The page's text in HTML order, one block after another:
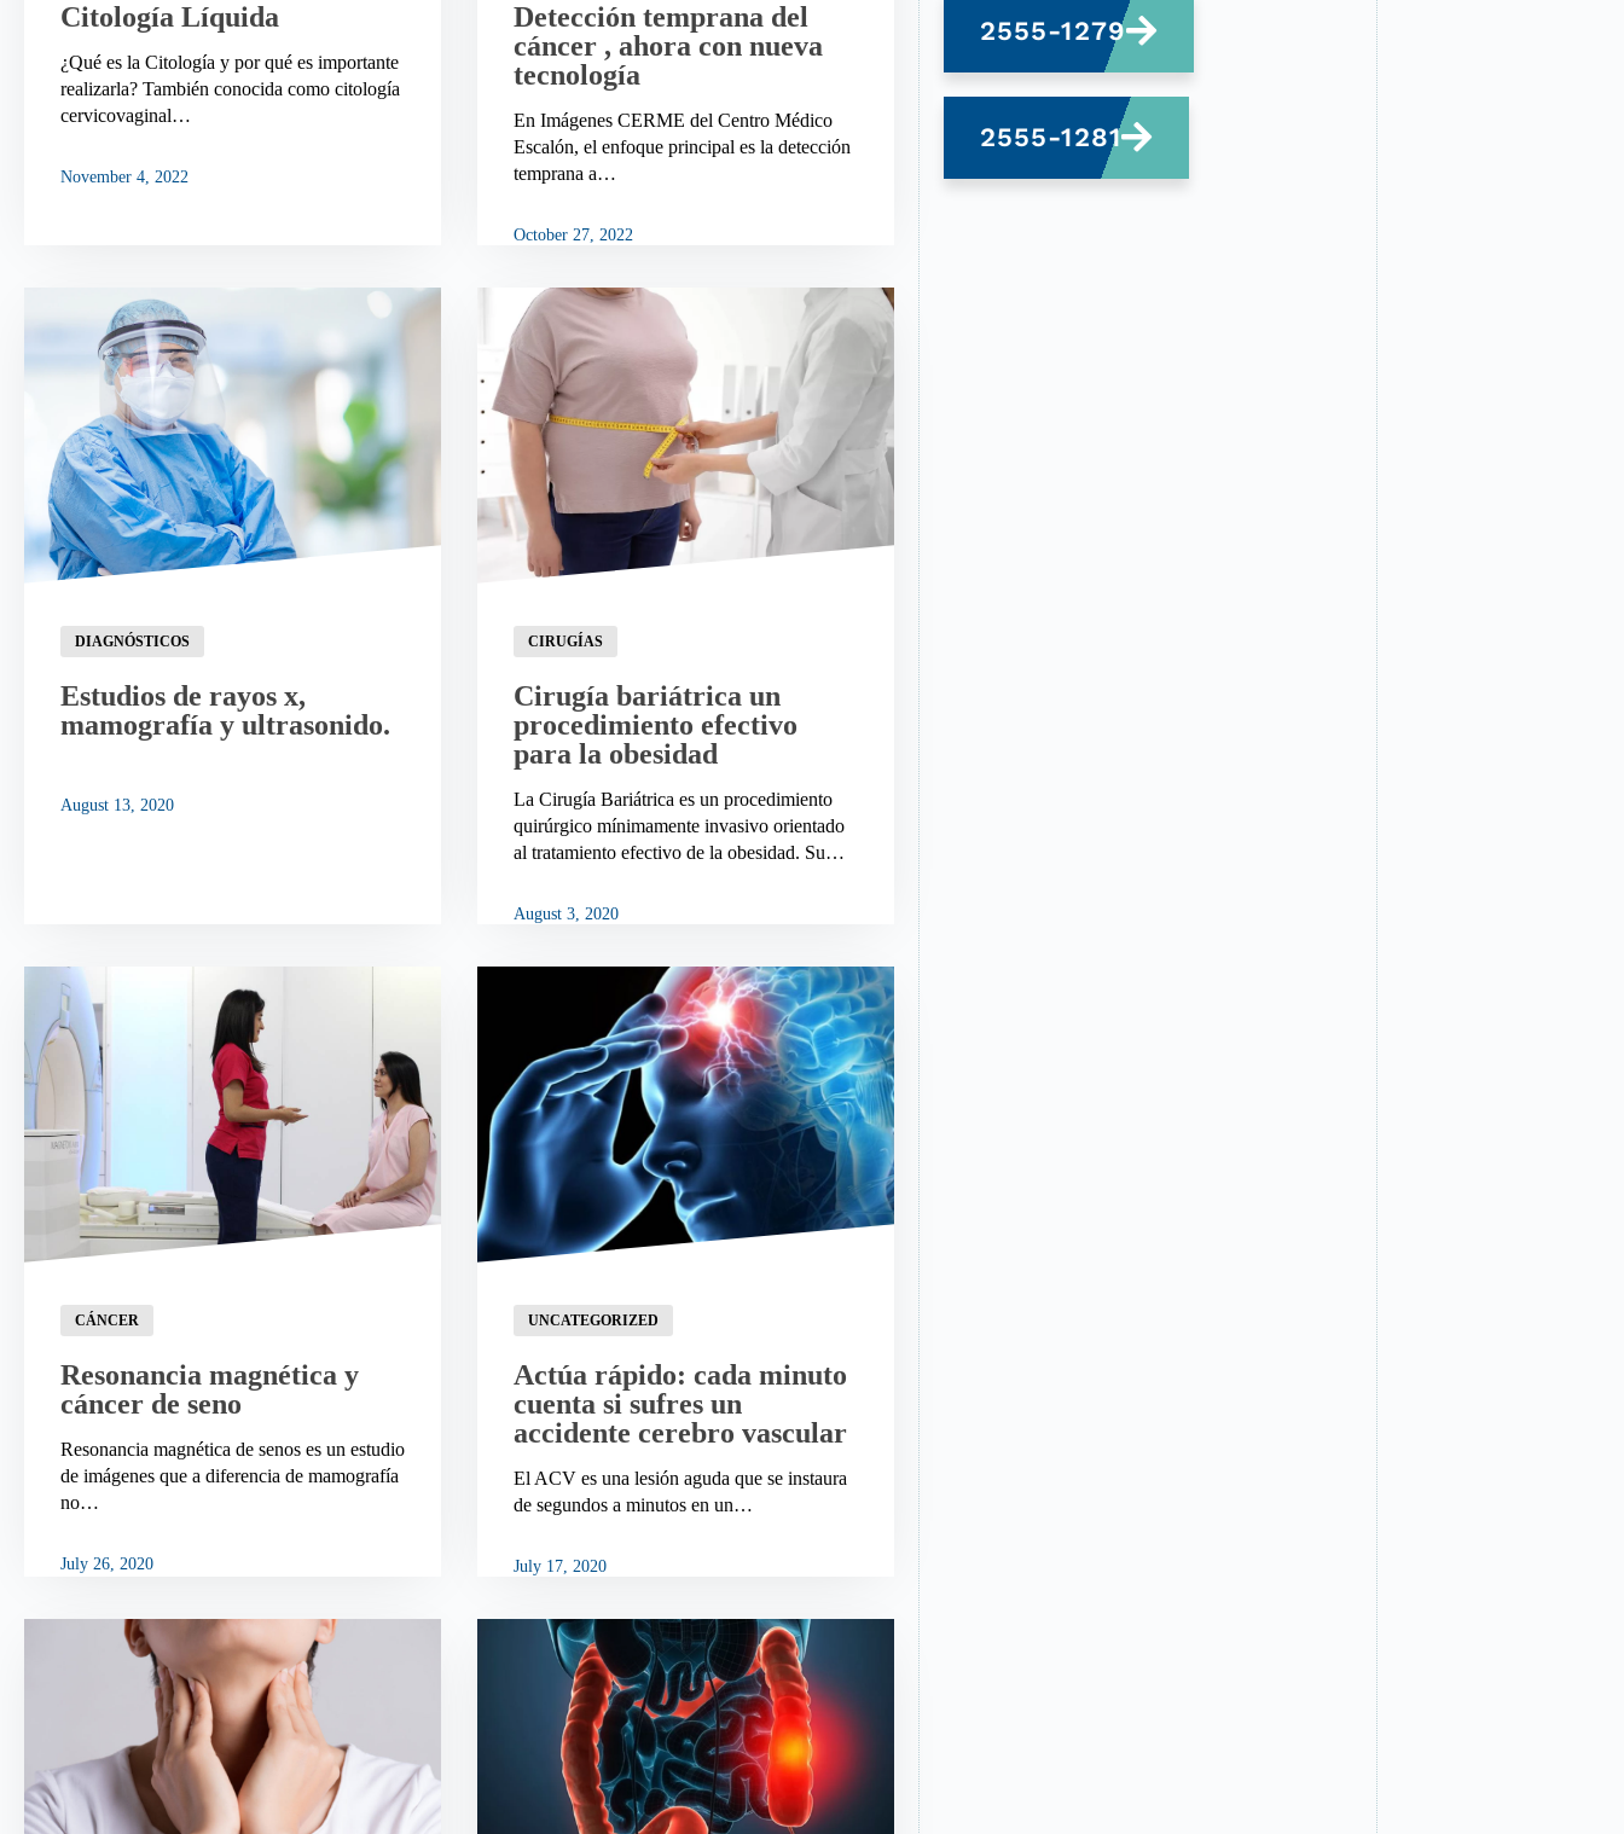
Citología Líquida
¿Qué es la Citología y por qué es importante
realizarla? También conocida como citología
cervicovaginal…
November 4, 2022
Detección temprana del
cáncer , ahora con nueva
tecnología
En Imágenes CERME del Centro Médico
Escalón, el enfoque principal es la detección
temprana a…
October 27, 2022
DIAGNÓSTICOS
Estudios de rayos x,
mamografía y ultrasonido.
August 13, 2020
CIRUGÍAS
Cirugía bariátrica un
procedimiento efectivo
para la obesidad
La Cirugía Bariátrica es un procedimiento
quirúrgico mínimamente invasivo orientado
al tratamiento efectivo de la obesidad. Su…
August 3, 2020
CÁNCER
Resonancia magnética y
cáncer de seno
Resonancia magnética de senos es un estudio
de imágenes que a diferencia de mamografía
no…
July 26, 2020
UNCATEGORIZED
Actúa rápido: cada minuto
cuenta si sufres un
accidente cerebro vascular
El ACV es una lesión aguda que se instaura
de segundos a minutos en un…
July 17, 2020
2555-1279
2555-1281